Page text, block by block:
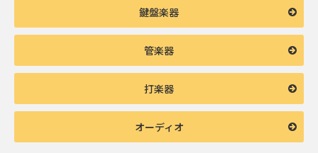
鍵盤楽器
管楽器
打楽器
オーディオ